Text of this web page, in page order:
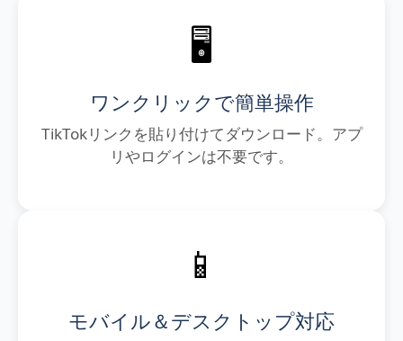
🖥️
ワンクリックで簡単操作
TikTokリンクを貼り付けてダウンロード。アプ
リやログインは不要です。
📱
モバイル＆デスクトップ対応